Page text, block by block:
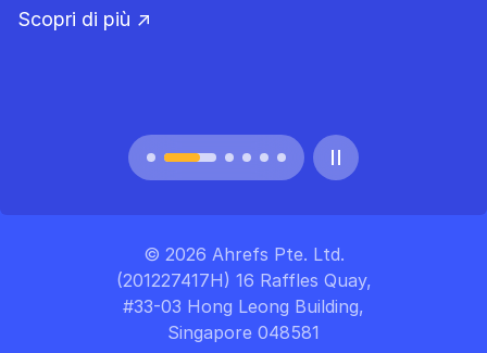
Scopri di più ↗
© 2026 Ahrefs Pte. Ltd.
(201227417H) 16 Raffles Quay,
#33-03 Hong Leong Building,
Singapore 048581